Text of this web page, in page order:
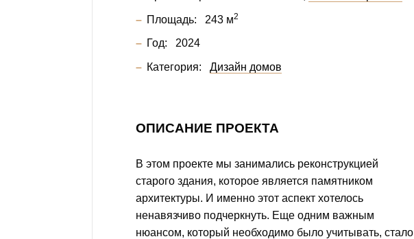
Площадь: 243 м2
Год: 2024
Категория: Дизайн домов
ОПИСАНИЕ ПРОЕКТА
В этом проекте мы занимались реконструкцией
старого здания, которое является памятником
архитектуры. И именно этот аспект хотелось
ненавязчиво подчеркнуть. Еще одним важным
нюансом, который необходимо было учитывать, стало